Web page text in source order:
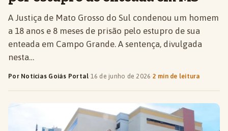
A Justiça de Mato Grosso do Sul condenou um homem
a 18 anos e 8 meses de prisão pelo estupro de sua
enteada em Campo Grande. A sentença, divulgada
nesta…
Por Notícias Goiás Portal·16 de junho de 2026·2 min de leitura